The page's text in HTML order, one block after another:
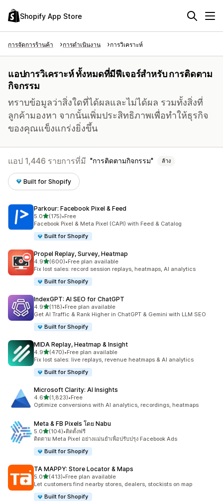
Shopify App Store
การจัดการร้านค้า การดำเนินงาน การวิเคราะห์
แอปการวิเคราะห์ ทั้งหมดที่มีฟีเจอร์สำหรับ การติดตาม
กิจกรรม
ทราบข้อมูลว่าสิ่งใดที่ได้ผลและไม่ได้ผล รวมทั้งสิ่งที่
ลูกค้ามองหา จากนั้นเพิ่มประสิทธิภาพเพื่อทำให้ธุรกิจ
ของคุณแข็งแกร่งยิ่งขึ้น
แอป 1,446 รายการที่มี การติดตามกิจกรรม ล้าง
Built for Shopify
Parkour: Facebook Pixel & Feed
5.0เต็ม 5 ดาว
(175)
ทั้งหมด 175 รีวิว
•Free
Facebook Pixel & Meta Pixel (CAPI) with Feed & Catalog
Built for Shopify
Propel Replay, Survey, Heatmap
4.9เต็ม 5 ดาว
(600)
ทั้งหมด 600 รีวิว
•Free plan available
Fix lost sales: record session replays, heatmaps, AI analytics
Built for Shopify
IndexGPT: AI SEO for ChatGPT
4.9เต็ม 5 ดาว
(118)
ทั้งหมด 118 รีวิว
•Free plan available
Get AI Traffic & Rank Higher in ChatGPT & Gemini with LLM SEO
Built for Shopify
MIDA Replay, Heatmap & Insight
4.9เต็ม 5 ดาว
(470)
ทั้งหมด 470 รีวิว
•Free plan available
Fix lost sales: live replays, revenue heatmaps & AI analytics
Built for Shopify
Microsoft Clarity: AI Insights
4.6เต็ม 5 ดาว
(1,823)
ทั้งหมด 1823 รีวิว
•Free
Optimize conversions with AI analytics, recordings, heatmaps
Meta & FB Pixels โดย Nabu
5.0เต็ม 5 ดาว
(104)
ทั้งหมด 104 รีวิว
•ติดตั้งฟรี
ติดตาม Meta Pixel อย่างแม่นยำเพื่อปรับปรุง Facebook Ads
Built for Shopify
TA MAPPY: Store Locator & Maps
5.0เต็ม 5 ดาว
(413)
ทั้งหมด 413 รีวิว
•Free plan available
Let customers find nearby stores, dealers, stockists on map
Built for Shopify